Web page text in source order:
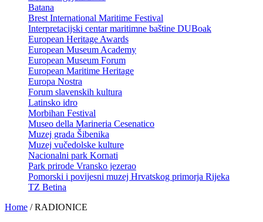
Batana
Brest International Maritime Festival
Interpretacijski centar maritimne baštine DUBoak
European Heritage Awards
European Museum Academy
European Museum Forum
European Maritime Heritage
Europa Nostra
Forum slavenskih kultura
Latinsko idro
Morbihan Festival
Museo della Marineria Cesenatico
Muzej grada Šibenika
Muzej vučedolske kulture
Nacionalni park Kornati
Park prirode Vransko jezerao
Pomorski i povijesni muzej Hrvatskog primorja Rijeka
TZ Betina
Home /RADIONICE